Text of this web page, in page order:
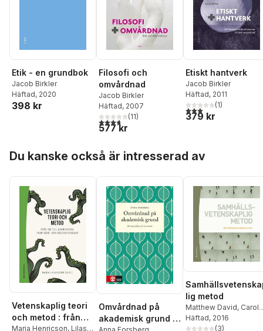
Etik - en grundbok
Jacob Birkler
Häftad, 2020
398 kr
Filosofi och
omvårdnad
Jacob Birkler
Häftad, 2007
3,7utav 5 stjärnor. Totalt antal röster:
(11)
577 kr
Etiskt hantverk
Jacob Birkler
Häftad, 2011
3,0utav 5 stjärnor.
(1)
379 kr
Du kanske också är intresserad av
Vetenskaplig teori
och metod : från
Maria Henricson, Lilas
Omvårdnad på
akademisk grund :
lig metod
Matthew David, Carole
D. Sutton
Häftad, 2016
(3)